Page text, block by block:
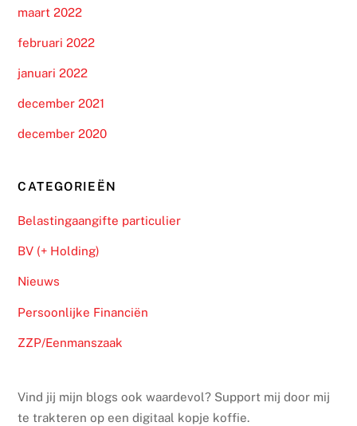
maart 2022
februari 2022
januari 2022
december 2021
december 2020
CATEGORIEËN
Belastingaangifte particulier
BV (+ Holding)
Nieuws
Persoonlijke Financiën
ZZP/Eenmanszaak
Vind jij mijn blogs ook waardevol? Support mij door mij
te trakteren op een digitaal kopje koffie.